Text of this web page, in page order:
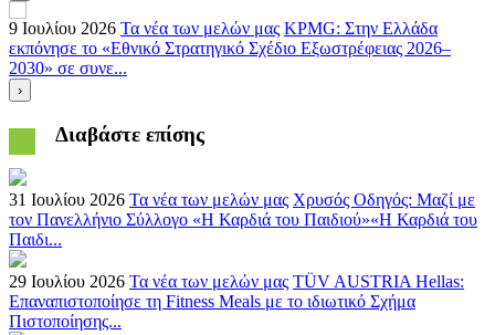
9 Ιουλίου 2026 Τα νέα των μελών μας KPMG: Στην Ελλάδα
εκπόνησε το «Εθνικό Στρατηγικό Σχέδιο Εξωστρέφειας 2026–
2030» σε συνε...
›
Διαβάστε επίσης
31 Ιουλίου 2026 Τα νέα των μελών μας Χρυσός Οδηγός: Μαζί με
τον Πανελλήνιο Σύλλογο «Η Καρδιά του Παιδιού»«Η Καρδιά του
Παιδι...
29 Ιουλίου 2026 Τα νέα των μελών μας TÜV AUSTRIA Hellas:
Επαναπιστοποίησε τη Fitness Meals με το ιδιωτικό Σχήμα
Πιστοποίησης...